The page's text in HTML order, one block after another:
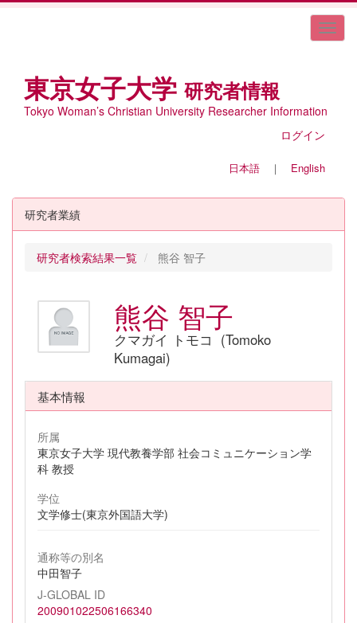
東京女子大学 研究者情報
Tokyo Woman’s Christian University Researcher Information
ログイン
日本語 ｜ English
研究者業績
研究者検索結果一覧 熊谷 智子
熊谷 智子
クマガイ トモコ (Tomoko
Kumagai)
基本情報
所属
東京女子大学 現代教養学部 社会コミュニケーション学
科 教授
学位
文学修士(東京外国語大学)
通称等の別名
中田智子
J-GLOBAL ID
200901022506166340